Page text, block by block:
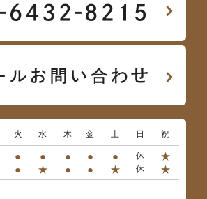
火 水 木 金 土 日 祝
● ● ● ● ● 休 ★
● ★ ● ● ★ 休 ★